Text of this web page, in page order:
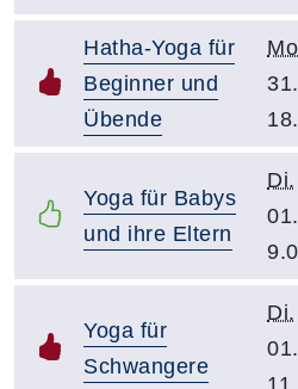
Hatha-Yoga für
Beginner und
Übende
Yoga für Babys
und ihre Eltern
Di.
Yoga für
Schwangere
Di.